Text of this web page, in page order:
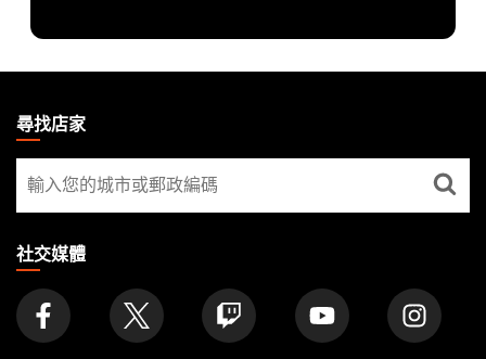
THE
GATHERING
FOOTER
尋找店家
尋
找
家
社交媒體